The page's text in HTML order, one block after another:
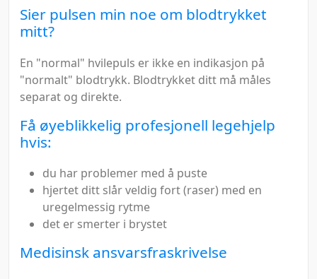
Sier pulsen min noe om blodtrykket
mitt?
En "normal" hvilepuls er ikke en indikasjon på
"normalt" blodtrykk. Blodtrykket ditt må måles
separat og direkte.
Få øyeblikkelig profesjonell legehjelp
hvis:
du har problemer med å puste
hjertet ditt slår veldig fort (raser) med en
uregelmessig rytme
det er smerter i brystet
Medisinsk ansvarsfraskrivelse